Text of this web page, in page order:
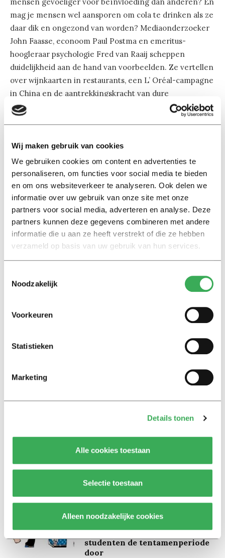
Wij maken gebruik van cookies
We gebruiken cookies om content en advertenties te
personaliseren, om functies voor social media te bieden
en om ons websiteverkeer te analyseren. Ook delen we
informatie over uw gebruik van onze site met onze
partners voor social media, adverteren en analyse. Deze
partners kunnen deze gegevens combineren met andere
informatie die u aan ze heeft verstrekt of die ze hebben
verzameld op basis van uw gebruik van hun services.
Noodzakelijk
Voorkeuren
Statistieken
Marketing
Details tonen
Alle cookies toestaan
Selectie toestaan
Alleen noodzakelijke cookies
mag je mensen wel aansporen om cola te drinken als ze
daar dik en ongezond van worden? Mediaonderzoeker
John Faasse, econoom Paul Postma en emeritus-
hoogleraar psychologie Fred van Raaij scheppen
duidelijkheid aan de hand van voorbeelden. Ze vertellen
over wijnkaarten in restaurants, een L’ Oréal-campagne
in China en de aantrekkingskracht van dure
verzekeringen uit een automaat op het vliegveld.
voordat ze zich naar de aansluitende borrel bewegen.
“Het was superinteressant”, zegt Rebecca van Geel. “Ik
studeer communicatie- en informatiewetenschappen,
dus neuromarketing sluit daar goed bij aan. Termen als
‘priming’ en ‘framing’ komen ook tijdens mijn colleges
wel eens aan bod. Het was leuk dat die concepten nu
benaderd werden vanuit verschillende perspectieven,
door sprekers met verschillende achtergronden.”
Lees ook
Marion Koopmans over online
bedreigingen en desinformatie:
Achtergrond
Kinderen spelen de Zero
kregen er een paar miljoen
inwoners bij’
Ritalin, koffie en
slaapmiddelen: zo komen
studenten de tentamenperiode
door